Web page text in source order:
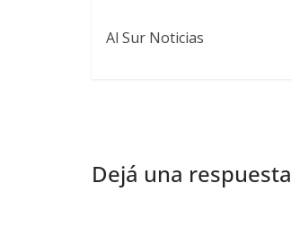
Al Sur Noticias
Dejá una respuesta